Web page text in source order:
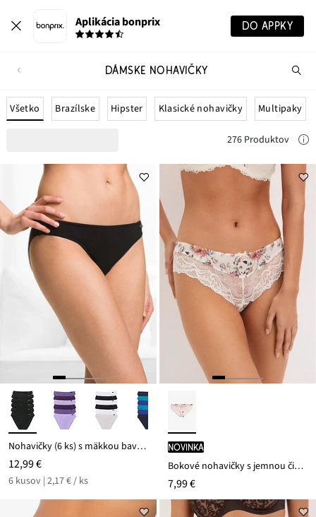
Aplikácia bonprix DO APPKY
DÁMSKE NOHAVIČKY
Všetko Brazílske Hipster Klasické nohavičky Multipaky
276 Produktov
Nohavičky (6 ks) s mäkkou bavlnou
12,99 €
6 kusov | 2,17 € / ks
novinka
Bokové nohavičky s jemnou čipkou
7,99 €